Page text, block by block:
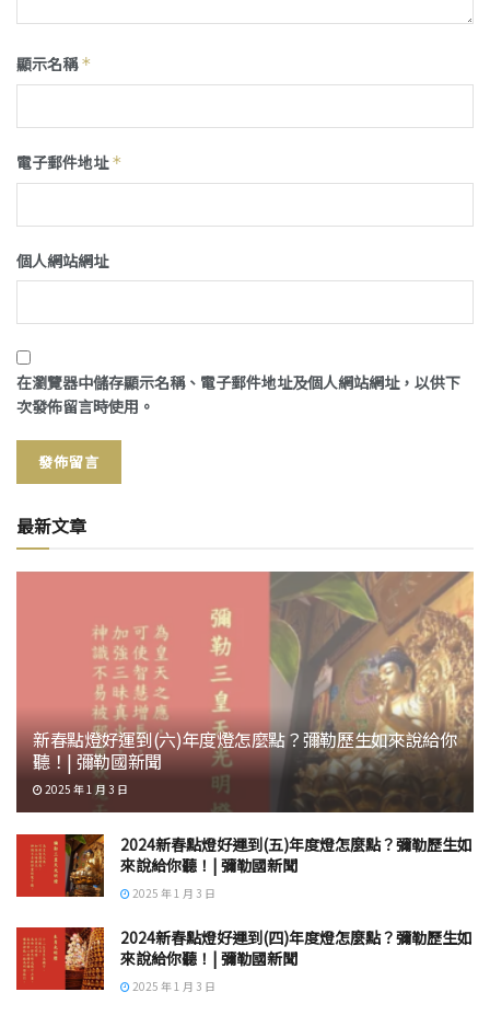
顯示名稱*
電子郵件地址*
個人網站網址
在瀏覽器中儲存顯示名稱、電子郵件地址及個人網站網址，以供下
次發佈留言時使用。
最新文章
新春點燈好運到(六)年度燈怎麼點？彌勒歷生如來說給你
聽！| 彌勒國新聞
2025 年 1 月 3 日
2024新春點燈好運到(五)年度燈怎麼點？彌勒歷生如
來說給你聽！| 彌勒國新聞
2025 年 1 月 3 日
2024新春點燈好運到(四)年度燈怎麼點？彌勒歷生如
來說給你聽！| 彌勒國新聞
2025 年 1 月 3 日